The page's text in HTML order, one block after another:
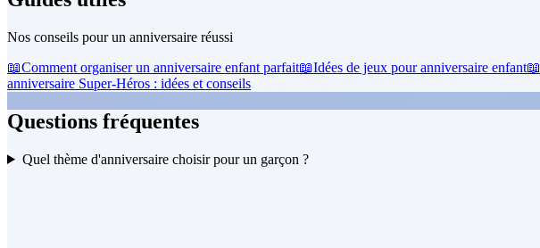
Nos conseils pour un anniversaire réussi
📖Comment organiser un anniversaire enfant parfait📖Idées de jeux pour anniversaire enfant📖
anniversaire Super-Héros : idées et conseils
Questions fréquentes
Quel thème d'anniversaire choisir pour un garçon ?